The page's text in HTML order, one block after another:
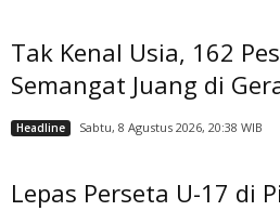
Tak Kenal Usia, 162
Semangat Juang di
Headline Sabtu, 8 Agustus 2026, 20:38 WIB
Lepas Perseta U-17 di